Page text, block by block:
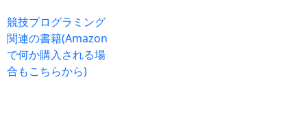
競技プログラミング
関連の書籍(Amazon
で何か購入される場
合もこちらから)